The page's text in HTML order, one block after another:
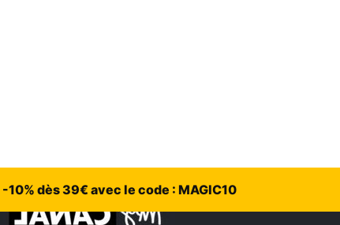
-10% dès 39€ avec le code : MAGIC10